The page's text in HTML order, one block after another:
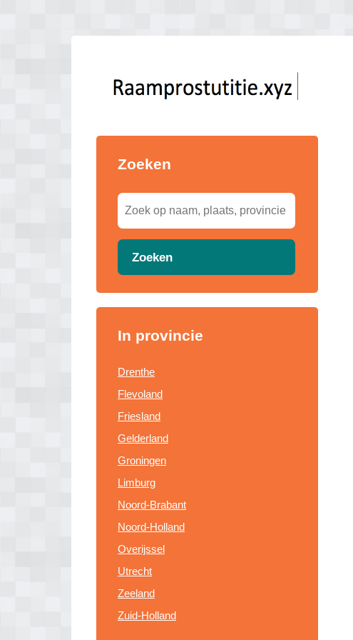
Zoeken
Zoeken
In provincie
Drenthe
Flevoland
Friesland
Gelderland
Groningen
Limburg
Noord-Brabant
Noord-Holland
Overijssel
Utrecht
Zeeland
Zuid-Holland